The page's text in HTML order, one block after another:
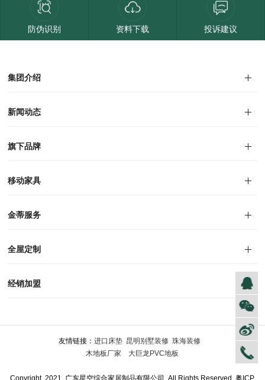
防伪识别 资料下载 投诉建议
集团介绍
集团介绍
企业文化
人才招聘
商学院
VR全景展厅
董事长介绍
新闻动态
对外公告
家居资讯
旗下品牌
品牌文化
荣誉资质
产品专利
电子画册
移动家具
迪尚
西瑞
洛斯
里奥
洛卡
美舍
新古典
纯美
金蒂服务
售后服务
防伪识别
投诉建议
全屋定制
风格定制
空间定制
户型案例
材质展示
预约量尺
经销加盟
友情链接：进口床垫 昆明别墅装修 珠海装修
木地板厂家
大巨龙PVC地板